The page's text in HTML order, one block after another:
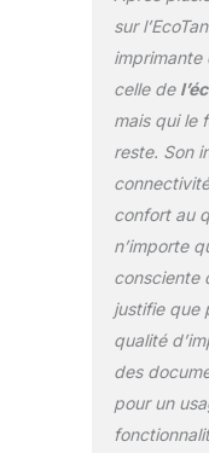
sur
imprimante
celle de
mais qui le
reste. Son
confort au
n’importe
consciente
justifie que
qualité
des
pour un